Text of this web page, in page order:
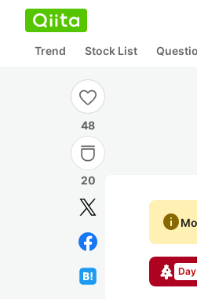
Trend Stock List
48
20
info